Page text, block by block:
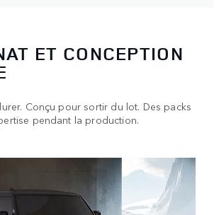
ET CONCEPTION
Conçu pour sortir du lot. Des packs
pendant la production.